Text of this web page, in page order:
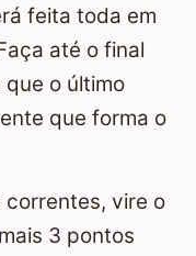
feita toda em
até o final
o último
que forma o
vire o
3 pontos